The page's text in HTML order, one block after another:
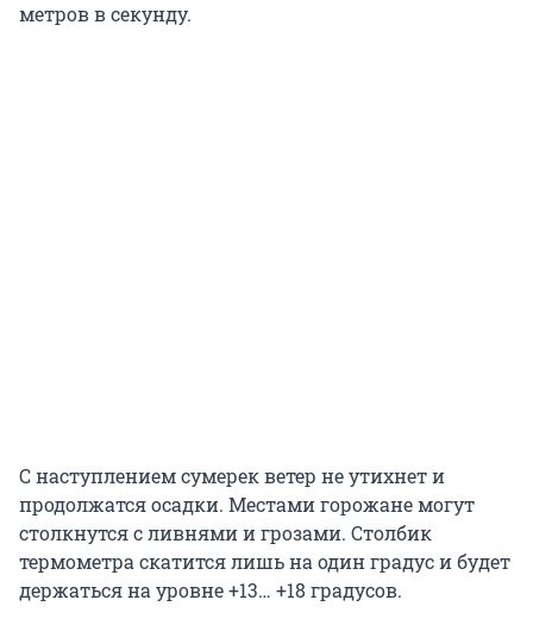
метров в секунду.
С наступлением сумерек ветер не утихнет и
продолжатся осадки. Местами горожане могут
столкнутся с ливнями и грозами. Столбик
термометра скатится лишь на один градус и будет
держаться на уровне +13… +18 градусов.